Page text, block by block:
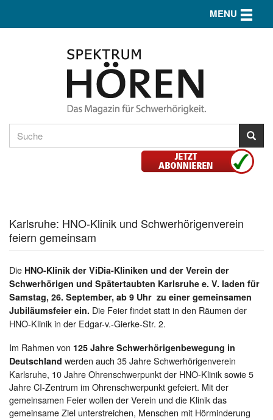
MENU Toggle
Karlsruhe: HNO-Klinik und Schwerhörigenverein
feiern gemeinsam
Die HNO-Klinik der ViDia-Kliniken und der Verein der
Schwerhörigen und Spätertaubten Karlsruhe e. V. laden für
Samstag, 26. September, ab 9 Uhr zu einer gemeinsamen
Jubiläumsfeier ein. Die Feier findet statt in den Räumen der
HNO-Klinik in der Edgar-v.-Gierke-Str. 2.
Im Rahmen von 125 Jahre Schwerhörigenbewegung in
Deutschland werden auch 35 Jahre Schwerhörigenverein
Karlsruhe, 10 Jahre Ohrenschwerpunkt der HNO-Klinik sowie 5
Jahre CI-Zentrum im Ohrenschwerpunkt gefeiert. Mit der
gemeinsamen Feier wollen der Verein und die Klinik das
gemeinsame Ziel unterstreichen, Menschen mit Hörminderung